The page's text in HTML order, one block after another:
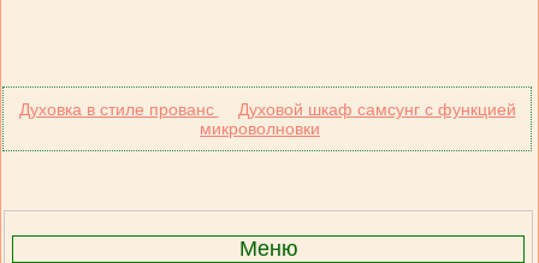
Духовка в стиле прованс
Духовой шкаф самсунг с функцией
микроволновки
Меню